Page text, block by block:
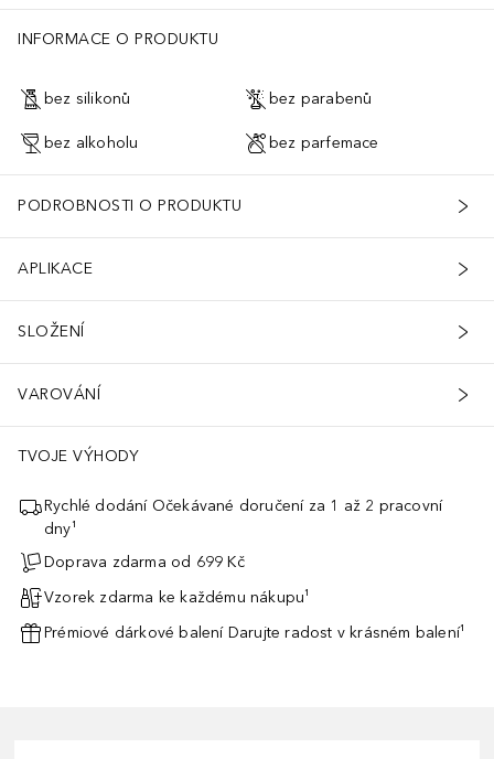
INFORMACE O PRODUKTU
bez silikonů bez parabenů
bez alkoholu bez parfemace
PODROBNOSTI O PRODUKTU
APLIKACE
SLOŽENÍ
VAROVÁNÍ
TVOJE VÝHODY
Rychlé dodání Očekávané doručení za 1 až 2 pracovní
dny¹
Doprava zdarma od 699 Kč
Vzorek zdarma ke každému nákupu¹
Prémiové dárkové balení Darujte radost v krásném balení¹